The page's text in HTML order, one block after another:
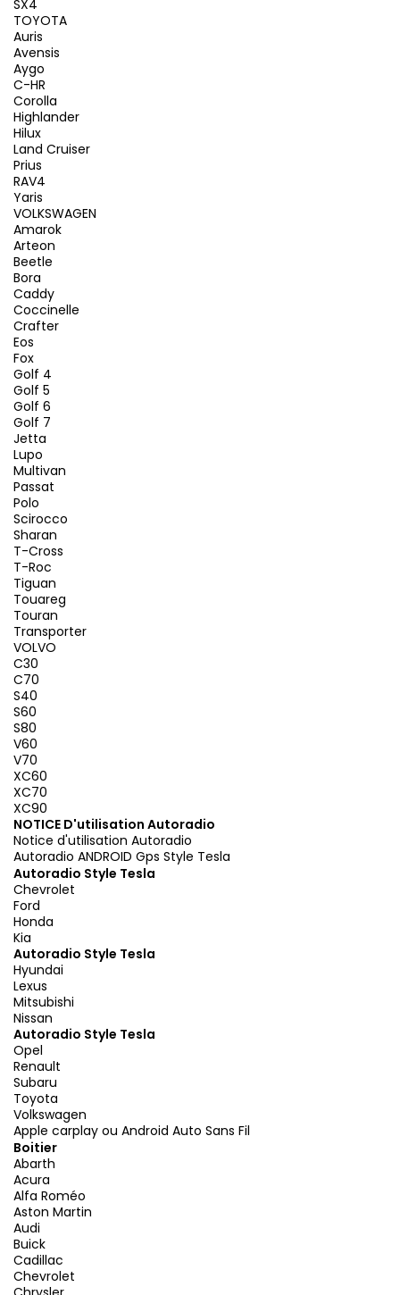
SX4
TOYOTA
Auris
Avensis
Aygo
C-HR
Corolla
Highlander
Hilux
Land Cruiser
Prius
RAV4
Yaris
VOLKSWAGEN
Amarok
Arteon
Beetle
Bora
Caddy
Coccinelle
Crafter
Eos
Fox
Golf 4
Golf 5
Golf 6
Golf 7
Jetta
Lupo
Multivan
Passat
Polo
Scirocco
Sharan
T-Cross
T-Roc
Tiguan
Touareg
Touran
Transporter
VOLVO
C30
C70
S40
S60
S80
V60
V70
XC60
XC70
XC90
NOTICE D'utilisation Autoradio
Notice d'utilisation Autoradio
Autoradio ANDROID Gps Style Tesla
Autoradio Style Tesla
Chevrolet
Ford
Honda
Kia
Autoradio Style Tesla
Hyundai
Lexus
Mitsubishi
Nissan
Autoradio Style Tesla
Opel
Renault
Subaru
Toyota
Volkswagen
Apple carplay ou Android Auto Sans Fil
Boitier
Abarth
Acura
Alfa Roméo
Aston Martin
Audi
Buick
Cadillac
Chevrolet